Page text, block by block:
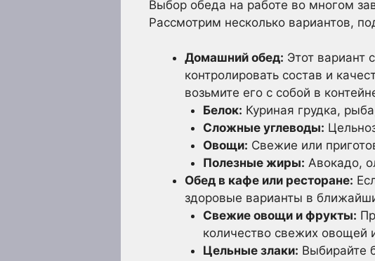
Выбор обеда на работе во многом
Рассмотрим несколько вариантов,
Домашний обед: Этот вариант
контролировать состав и
возьмите его с собой в
Белок: Куриная грудка,
Сложные углеводы:
Овощи: Свежие или
Полезные жиры: Авокадо,
Обед в кафе или ресторане:
здоровые варианты в
Свежие овощи и фрукты:
количество свежих овощей
Цельные злаки: Выбирайте